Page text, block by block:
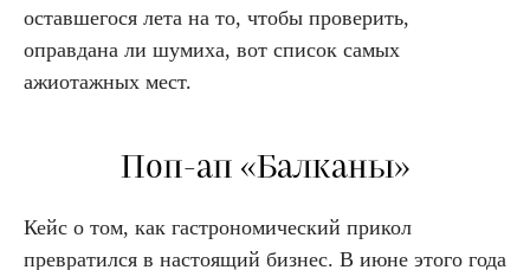
оставшегося лета на то, чтобы проверить,
оправдана ли шумиха, вот список самых
ажиотажных мест.
Поп-ап «Балканы»
Кейс о том, как гастрономический прикол
превратился в настоящий бизнес. В июне этого года